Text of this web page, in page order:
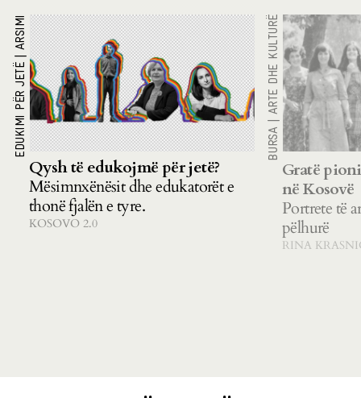
EDUKIMI PËR JETË
|
ARSIMI
Qysh të edukojmë për jetë?
Mësimnxënësit dhe edukatorët e
thonë fjalën e tyre.
KOSOVO 2.0
BURSA
|
ARTE DHE KULTURË
Gratë
në Kosovë
Portrete të
pëlhurë
RINA